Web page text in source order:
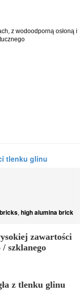
z wodoodporną osłoną i
tlenku glinu
, high alumina brick
zawartości
szklanego
z tlenku glinu